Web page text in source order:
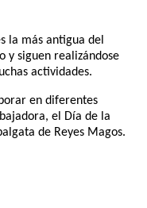
la más antigua del
y siguen realizándose
actividades.
en diferentes
el Día de la
de Reyes Magos.